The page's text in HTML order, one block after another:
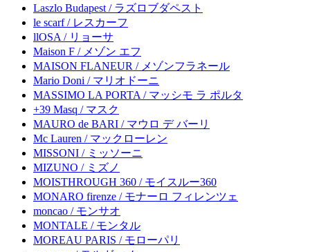
Laszlo Budapest / ラズロブダペスト
le scarf / レスカーフ
llOSA / リョーサ
Maison F / メゾン エフ
MAISON FLANEUR / メゾンフラネール
Mario Doni / マリオドーニ
MASSIMO LA PORTA / マッシモ ラ ポルタ
+39 Masq / マスク
MAURO de BARI / マウロ デ バーリ
Mc Lauren / マックローレン
MISSONI / ミッソーニ
MIZUNO / ミズノ
MOISTHROUGH 360 / モイスルー360
MONARO firenze / モナーロ フィレンツェ
moncao / モンサオ
MONTALE / モンタル
MOREAU PARIS / モローパリ